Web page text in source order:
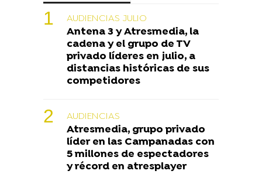
AUDIENCIAS JULIO
Antena 3 y Atresmedia, la
cadena y el grupo de TV
privado líderes en julio, a
distancias históricas de sus
competidores
AUDIENCIAS
Atresmedia, grupo privado
líder en las Campanadas con
5 millones de espectadores
y récord en atresplayer